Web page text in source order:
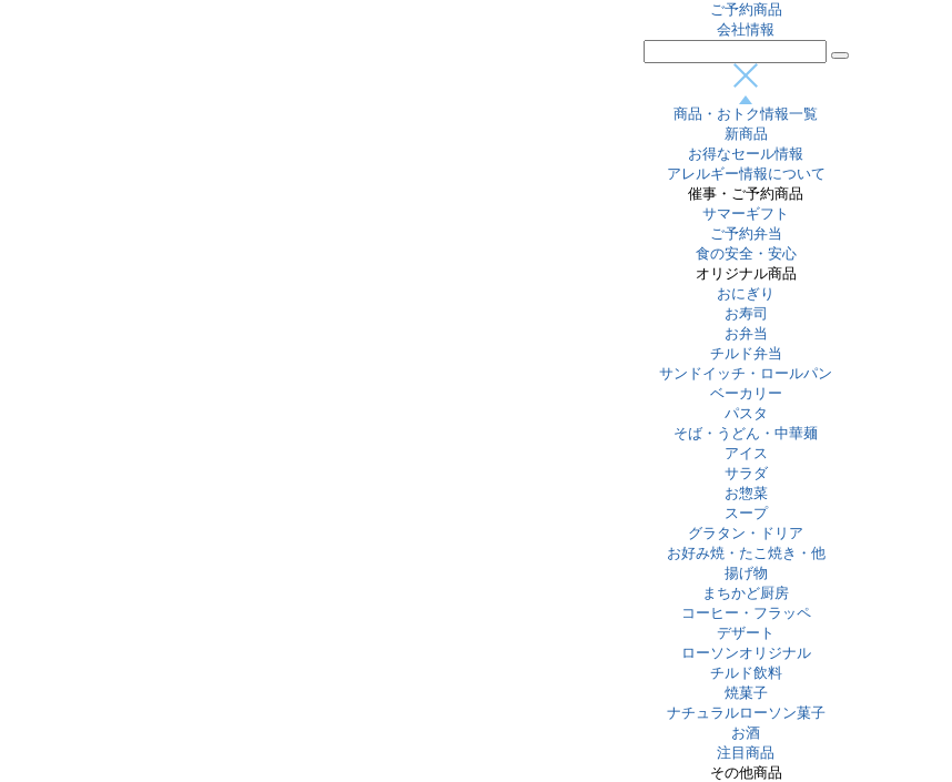
ご予約商品
会社情報
商品・おトク情報一覧
新商品
お得なセール情報
アレルギー情報について
催事・ご予約商品
サマーギフト
ご予約弁当
食の安全・安心
オリジナル商品
おにぎり
お寿司
お弁当
チルド弁当
サンドイッチ・ロールパン
ベーカリー
パスタ
そば・うどん・中華麺
アイス
サラダ
お惣菜
スープ
グラタン・ドリア
お好み焼・たこ焼き・他
揚げ物
まちかど厨房
コーヒー・フラッペ
デザート
ローソンオリジナル
チルド飲料
焼菓子
ナチュラルローソン菓子
お酒
注目商品
その他商品